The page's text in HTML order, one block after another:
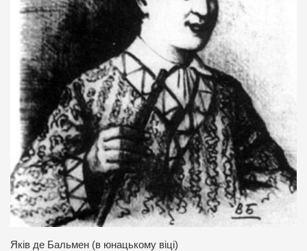
Яків де Бальмен (в юнацькому віці)